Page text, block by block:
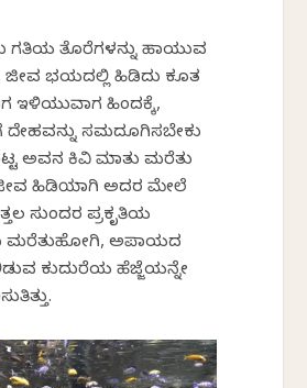
ಗತಿಯ ತೊರೆಗಳನ್ನು ಹಾಯುವ
ಜೀವ ಭಯದಲ್ಲಿ ಹಿಡಿದು ಕೂತ
ಇಳಿಯುವಾಗ ಹಿಂದಕ್ಕೆ,
ದೇಹವನ್ನು ಸಮದೂಗಿಸಬೇಕು
ಅವನ ಕಿವಿ ಮಾತು ಮರೆತು
ಜೀವ ಹಿಡಿಯಾಗಿ ಅದರ ಮೇಲೆ
ಸುಂದರ ಪ್ರಕೃತಿಯ
ಮರೆತುಹೋಗಿ, ಅಪಾಯದ
ಕುದುರೆಯ ಹೆಜ್ಜೆಯನ್ನೇ